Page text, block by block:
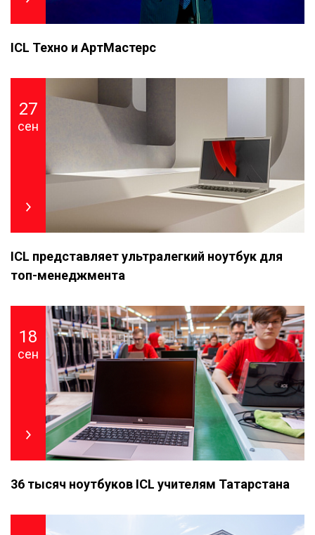
ICL Техно и АртМастерс
27
сен
ICL представляет ультралегкий ноутбук для
топ-менеджмента
18
сен
36 тысяч ноутбуков ICL учителям Татарстана